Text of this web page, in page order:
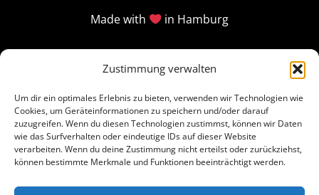
Zustimmung verwalten
Um dir ein optimales Erlebnis zu bieten, verwenden wir Technologien wie
Cookies, um Geräteinformationen zu speichern und/oder darauf
zuzugreifen. Wenn du diesen Technologien zustimmst, können wir Daten
wie das Surfverhalten oder eindeutige IDs auf dieser Website
verarbeiten. Wenn du deine Zustimmung nicht erteilst oder zurückziehst,
können bestimmte Merkmale und Funktionen beeinträchtigt werden.
Made with in Hamburg